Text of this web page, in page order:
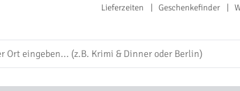
Lieferzeiten Geschenkefinder